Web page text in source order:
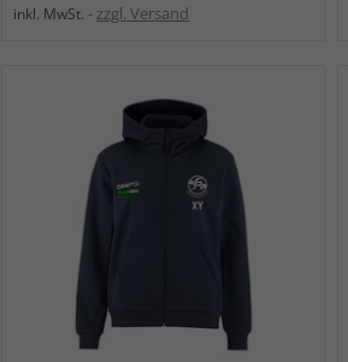
inkl. MwSt. zzgl. Versand